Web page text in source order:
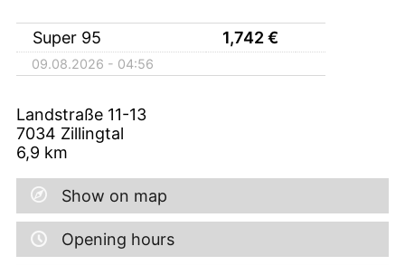
Super 95 1,742€
09.08.2026 - 04:56
Landstraße 11-13
7034 Zillingtal
6,9 km
Show on map
Opening hours